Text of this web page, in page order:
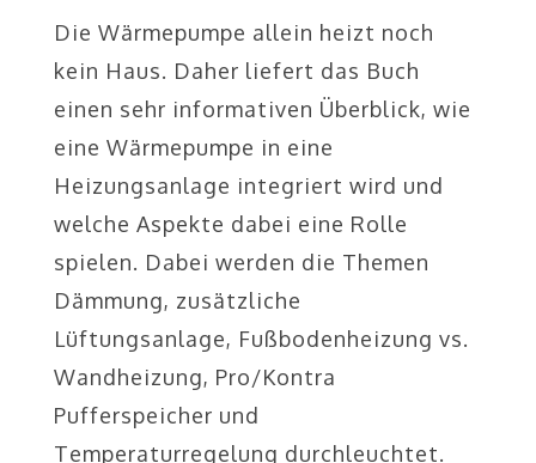
Die Wärmepumpe allein heizt noch
kein Haus. Daher liefert das Buch
einen sehr informativen Überblick, wie
eine Wärmepumpe in eine
Heizungsanlage integriert wird und
welche Aspekte dabei eine Rolle
spielen. Dabei werden die Themen
Dämmung, zusätzliche
Lüftungsanlage, Fußbodenheizung vs.
Wandheizung, Pro/Kontra
Pufferspeicher und
Temperaturregelung durchleuchtet.